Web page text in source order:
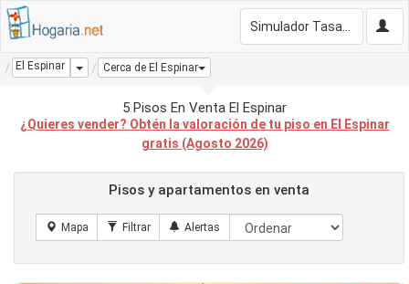
El Espinar Dropdown
Cerca de El Espinar
5 Pisos En Venta El Espinar
¿Quieres vender? Obtén la valoración de tu piso en El Espinar
gratis (Agosto 2026)
Pisos y apartamentos en venta